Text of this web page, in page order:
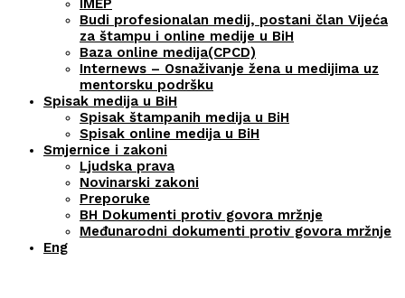
IMEP
Budi profesionalan medij, postani član Vijeća
za štampu i online medije u BiH
Baza online medija(CPCD)
Internews – Osnaživanje žena u medijima uz
mentorsku podršku
Spisak medija u BiH
Spisak štampanih medija u BiH
Spisak online medija u BiH
Smjernice i zakoni
Ljudska prava
Novinarski zakoni
Preporuke
BH Dokumenti protiv govora mržnje
Međunarodni dokumenti protiv govora mržnje
Eng